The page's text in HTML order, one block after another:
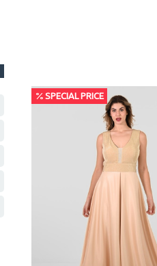
SPECIAL PRICE